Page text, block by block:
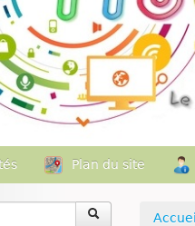
Plan du site
Accueil